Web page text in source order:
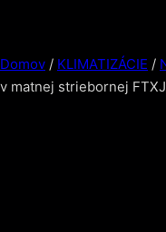
Domov / KLIMATIZÁCIE /
v matnej striebornej